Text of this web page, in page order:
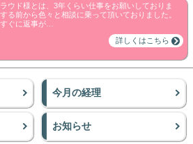
ウド様とは、3年くらい仕事をお願いしておりま
る前から色々と相談に乗って頂いておりました。
ぐに返事が…
詳しくはこちら
今月の経理
お知らせ